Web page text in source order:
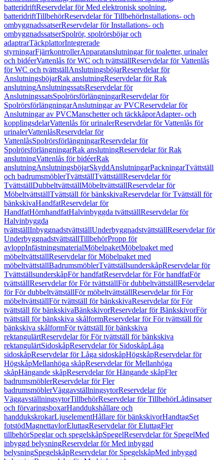
batteridriftReservdelar för Med elektronisk spolning,
batteridriftTillbehörReservdelar för TillbehörInstallations- och
ombyggnadssatserReservdelar för Installations- och
ombyggnadssatserSpolrör, spolrörsböjar och
adaptrarTäckplattorIntegrerade
styrningarFjärrkontrollerApparatanslutningar för toaletter, urinaler
och bidéerVattenlås för WC och tvättställReservdelar för Vattenlås
för WC och tvättställAnslutningsböjarReservdelar för
AnslutningsböjarRak anslutningReservdelar för Rak
anslutningAnslutningssatsReservdelar för
AnslutningssatsSpolrörsförlängningarReservdelar för
SpolrörsförlängningarAnslutningar av PVCReservdelar för
Anslutningar av PVCManschetter och täckkåporAdapter- och
kopplingsdelarVattenlås för urinalerReservdelar för Vattenlås för
urinalerVattenlåsReservdelar för
VattenlåsSpolrörsförlängningarReservdelar för
SpolrörsförlängningarRak anslutningReservdelar för Rak
anslutningVattenlås för bidéerRak
anslutningAnslutningsböjarSkyddAnslutningarPackningarTvättställ
och badrumsmöblerTvättställTvättställReservdelar för
TvättställDubbeltvättställMöbeltvättställReservdelar för
MöbeltvättställTvättställ för bänkskivaReservdelar för Tvättställ för
bänkskivaHandfatReservdelar för
HandfatHörnhandfatHalvinbyggda tvättställReservdelar för
Halvinbyggda
tvättställInbyggnadstvättställUnderbyggnadstvättställReservdelar för
UnderbyggnadstvättställTillbehörPropp för
avloppInfästningsmaterialMöbelpaketMöbelpaket med
möbeltvättställReservdelar för Möbelpaket med
möbeltvättställBadrumsmöblerTvättställsunderskåpReservdelar för
TvättställsunderskåpFör handfatReservdelar för För handfatFör
tvättställReservdelar för För tvättställFör dubbeltvättställReservdelar
för För dubbeltvättställFör möbeltvättställReservdelar för För
möbeltvättställFör tvättställ för bänkskivaReservdelar för För
tvättställ för bänkskivaBänkskivorReservdelar för BänkskivorFör
tvättställ för bänkskiva skålformReservdelar för För tvättställ för
bänkskiva skålformFör tvättställ för bänkskiva
rektangulärtReservdelar för För tvättställ för bänkskiva
rektangulärtSidoskåpReservdelar för SidoskåpLåga
sidoskåpReservdelar för Låga sidoskåpHögskåpReservdelar för
HögskåpMellanhöga skåpReservdelar för Mellanhöga
skåpHängande skåpReservdelar för Hängande skåpFler
badrumsmöblerReservdelar för Fler
badrumsmöblerVäggavställningsytorReservdelar för
VäggavställningsytorTillbehörReservdelar för TillbehörLådinsatser
och förvaringsboxarHanddukshållare och
handdukskrokarLjuselementHållare för bänkskivorHandtagSet
fotstödMagnettavlorEluttagReservdelar för EluttagFler
tillbehörSpeglar och spegelskåpSpegelReservdelar för SpegelMed
inbyggd belysningReservdelar för Med inbyggd
belysningSpegelskåpReservdelar för SpegelskåpMed inbyggd